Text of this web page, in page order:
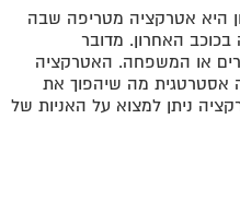
היא אטרקציה מטריפה שבה
האחרון. מדובר
או המשפחה. האטרקציה
מה שיהפוך את
ניתן למצוא על האניות של